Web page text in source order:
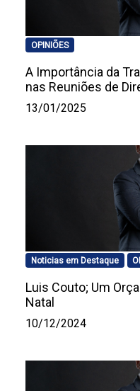
OPINIÕES
A Importância da
nas Reuniões de
13/01/2025
Noticias em Destaque
Luis Couto; Um
Natal
10/12/2024